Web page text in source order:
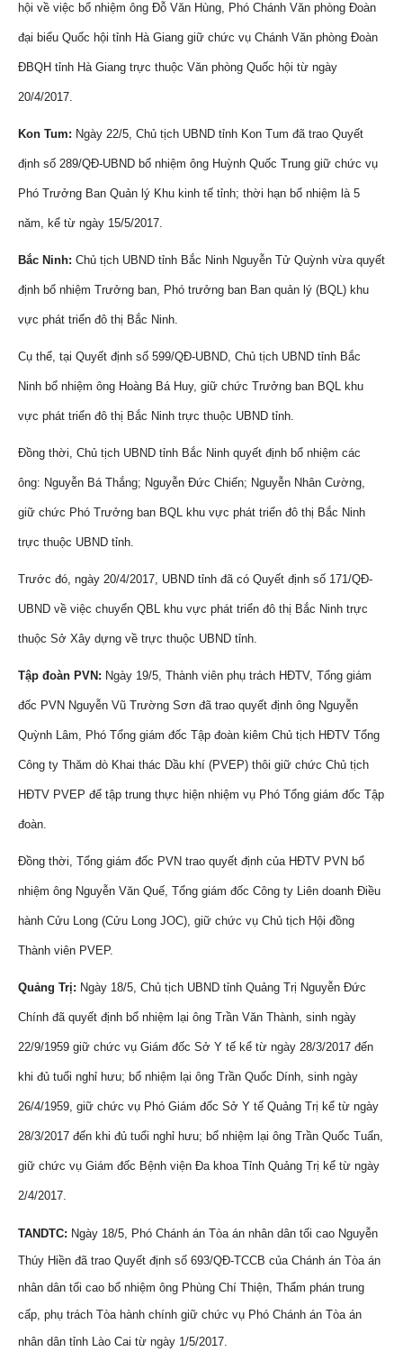
hội về việc bổ nhiệm ông Đỗ Văn Hùng, Phó Chánh Văn phòng Đoàn
đại biểu Quốc hội tỉnh Hà Giang giữ chức vụ Chánh Văn phòng Đoàn
ĐBQH tỉnh Hà Giang trực thuộc Văn phòng Quốc hội từ ngày
20/4/2017.
Kon Tum: Ngày 22/5, Chủ tịch UBND tỉnh Kon Tum đã trao Quyết
định số 289/QĐ-UBND bổ nhiệm ông Huỳnh Quốc Trung giữ chức vụ
Phó Trưởng Ban Quản lý Khu kinh tế tỉnh; thời hạn bổ nhiệm là 5
năm, kể từ ngày 15/5/2017.
Bắc Ninh: Chủ tịch UBND tỉnh Bắc Ninh Nguyễn Tử Quỳnh vừa quyết
định bổ nhiệm Trưởng ban, Phó trưởng ban Ban quản lý (BQL) khu
vực phát triển đô thị Bắc Ninh.
Cụ thể, tại Quyết định số 599/QĐ-UBND, Chủ tịch UBND tỉnh Bắc
Ninh bổ nhiệm ông Hoàng Bá Huy, giữ chức Trưởng ban BQL khu
vực phát triển đô thị Bắc Ninh trực thuộc UBND tỉnh.
Đồng thời, Chủ tịch UBND tỉnh Bắc Ninh quyết định bổ nhiệm các
ông: Nguyễn Bá Thắng; Nguyễn Đức Chiến; Nguyễn Nhân Cường,
giữ chức Phó Trưởng ban BQL khu vực phát triển đô thị Bắc Ninh
trực thuộc UBND tỉnh.
Trước đó, ngày 20/4/2017, UBND tỉnh đã có Quyết định số 171/QĐ-
UBND về việc chuyển QBL khu vực phát triển đô thị Bắc Ninh trực
thuộc Sở Xây dựng về trực thuộc UBND tỉnh.
Tập đoàn PVN: Ngày 19/5, Thành viên phụ trách HĐTV, Tổng giám
đốc PVN Nguyễn Vũ Trường Sơn đã trao quyết định ông Nguyễn
Quỳnh Lâm, Phó Tổng giám đốc Tập đoàn kiêm Chủ tịch HĐTV Tổng
Công ty Thăm dò Khai thác Dầu khí (PVEP) thôi giữ chức Chủ tịch
HĐTV PVEP để tập trung thực hiện nhiệm vụ Phó Tổng giám đốc Tập
đoàn.
Đồng thời, Tổng giám đốc PVN trao quyết định của HĐTV PVN bổ
nhiệm ông Nguyễn Văn Quế, Tổng giám đốc Công ty Liên doanh Điều
hành Cửu Long (Cửu Long JOC), giữ chức vụ Chủ tịch Hội đồng
Thành viên PVEP.
Quảng Trị: Ngày 18/5, Chủ tịch UBND tỉnh Quảng Trị Nguyễn Đức
Chính đã quyết định bổ nhiệm lại ông Trần Văn Thành, sinh ngày
22/9/1959 giữ chức vụ Giám đốc Sở Y tế kể từ ngày 28/3/2017 đến
khi đủ tuổi nghỉ hưu; bổ nhiệm lại ông Trần Quốc Dính, sinh ngày
26/4/1959, giữ chức vụ Phó Giám đốc Sở Y tế Quảng Trị kể từ ngày
28/3/2017 đến khi đủ tuổi nghỉ hưu; bổ nhiệm lại ông Trần Quốc Tuấn,
giữ chức vụ Giám đốc Bệnh viện Đa khoa Tỉnh Quảng Trị kể từ ngày
2/4/2017.
TANDTC: Ngày 18/5, Phó Chánh án Tòa án nhân dân tối cao Nguyễn
Thúy Hiền đã trao Quyết định số 693/QĐ-TCCB của Chánh án Tòa án
nhân dân tối cao bổ nhiệm ông Phùng Chí Thiện, Thẩm phán trung
cấp, phụ trách Tòa hành chính giữ chức vụ Phó Chánh án Tòa án
nhân dân tỉnh Lào Cai từ ngày 1/5/2017.